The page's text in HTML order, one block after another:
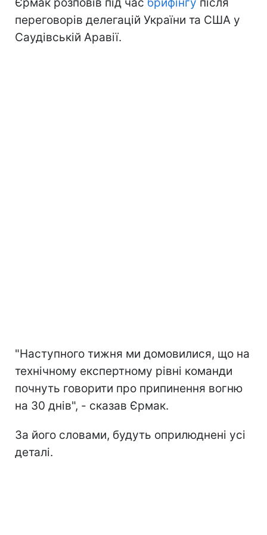
переговорів делегацій України та США у
Саудівській Аравії.
"Наступного тижня ми домовилися, що на
технічному експертному рівні команди
почнуть говорити про припинення вогню
на 30 днів", - сказав Єрмак.
За його словами, будуть оприлюднені усі
деталі.